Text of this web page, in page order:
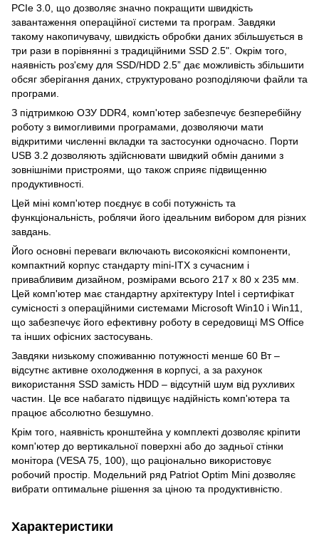
PCIe 3.0, що дозволяє значно покращити швидкість
завантаження операційної системи та програм. Завдяки
такому накопичувачу, швидкість обробки даних збільшується в
три рази в порівнянні з традиційними SSD 2.5". Окрім того,
наявність роз'єму для SSD/HDD 2.5” дає можливість збільшити
обсяг зберігання даних, структуровано розподіляючи файли та
програми.
З підтримкою ОЗУ DDR4, комп'ютер забезпечує безперебійну
роботу з вимогливими програмами, дозволяючи мати
відкритими численні вкладки та застосунки одночасно. Порти
USB 3.2 дозволяють здійснювати швидкий обмін даними з
зовнішніми пристроями, що також сприяє підвищенню
продуктивності.
Цей міні комп'ютер поєднує в собі потужність та
функціональність, роблячи його ідеальним вибором для різних
завдань.
Його основні переваги включають високоякісні компоненти,
компактний корпус стандарту mini-ITX з сучасним і
привабливим дизайном, розмірами всього 217 x 80 x 235 мм.
Цей комп'ютер має стандартну архітектуру Intel і сертифікат
сумісності з операційними системами Microsoft Win10 і Win11,
що забезпечує його ефективну роботу в середовищі MS Office
та інших офісних застосувань.
Завдяки низькому споживанню потужності менше 60 Вт –
відсутнє активне охолодження в корпусі, а за рахунок
використання SSD замість HDD – відсутній шум від рухливих
частин. Це все набагато підвищує надійність комп'ютера та
працює абсолютно безшумно.
Крім того, наявність кронштейна у комплекті дозволяє кріпити
комп'ютер до вертикальної поверхні або до задньої стінки
монітора (VESA 75, 100), що раціонально використовує
робочий простір. Модельний ряд Patriot Optim Mini дозволяє
вибрати оптимальне рішення за ціною та продуктивністю.
Характеристики